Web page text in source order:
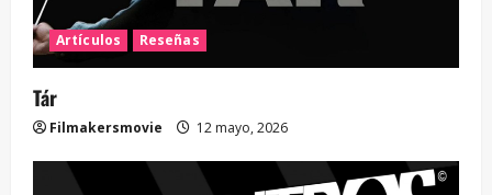
Artículos Reseñas
Tár
Filmakersmovie 12 mayo, 2026